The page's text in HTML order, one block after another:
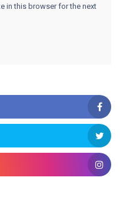
in this browser for the next